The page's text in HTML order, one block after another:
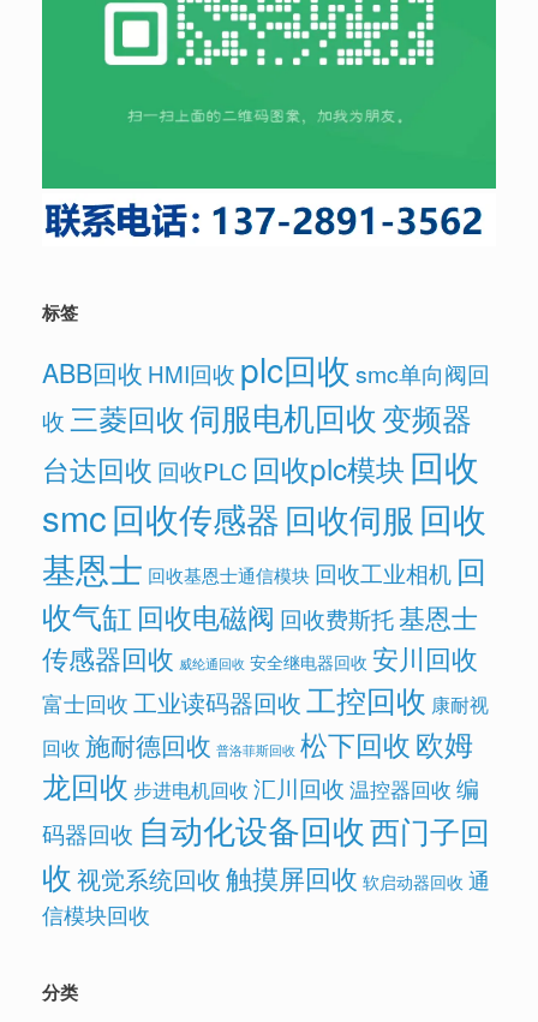
标签
ABB回收 HMI回收 plc回收 smc单向阀回
收三菱回收伺服电机回收变频器
台达回收 回收PLC 回收plc模块 回收
smc回收传感器回收伺服 回收
基恩士 回收基恩士通信模块 回收工业相机 回
收气缸 回收电磁阀 回收费斯托基恩士
传感器回收 威纶通回收 安全继电器回收 安川回收
富士回收工业读码器回收工控回收 康耐视
回收 施耐德回收 普洛菲斯回收 松下回收欧姆
龙回收 步进电机回收 汇川回收 温控器回收 编
码器回收 自动化设备回收西门子回
收视觉系统回收触摸屏回收 软启动器回收 通
信模块回收
分类